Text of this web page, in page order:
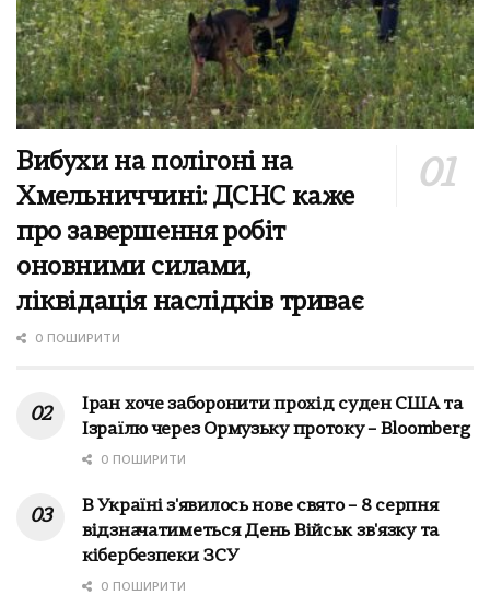
Вибухи на полігоні на
Хмельниччині: ДСНС каже
про завершення робіт
оновними силами,
ліквідація наслідків триває
0 ПОШИРИТИ
Іран хоче заборонити прохід суден США та
Ізраїлю через Ормузьку протоку – Bloomberg
0 ПОШИРИТИ
В Україні з'явилось нове свято – 8 серпня
відзначатиметься День Військ зв'язку та
кібербезпеки ЗСУ
0 ПОШИРИТИ